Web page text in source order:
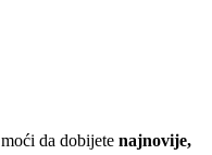
da dobijete najnovije,